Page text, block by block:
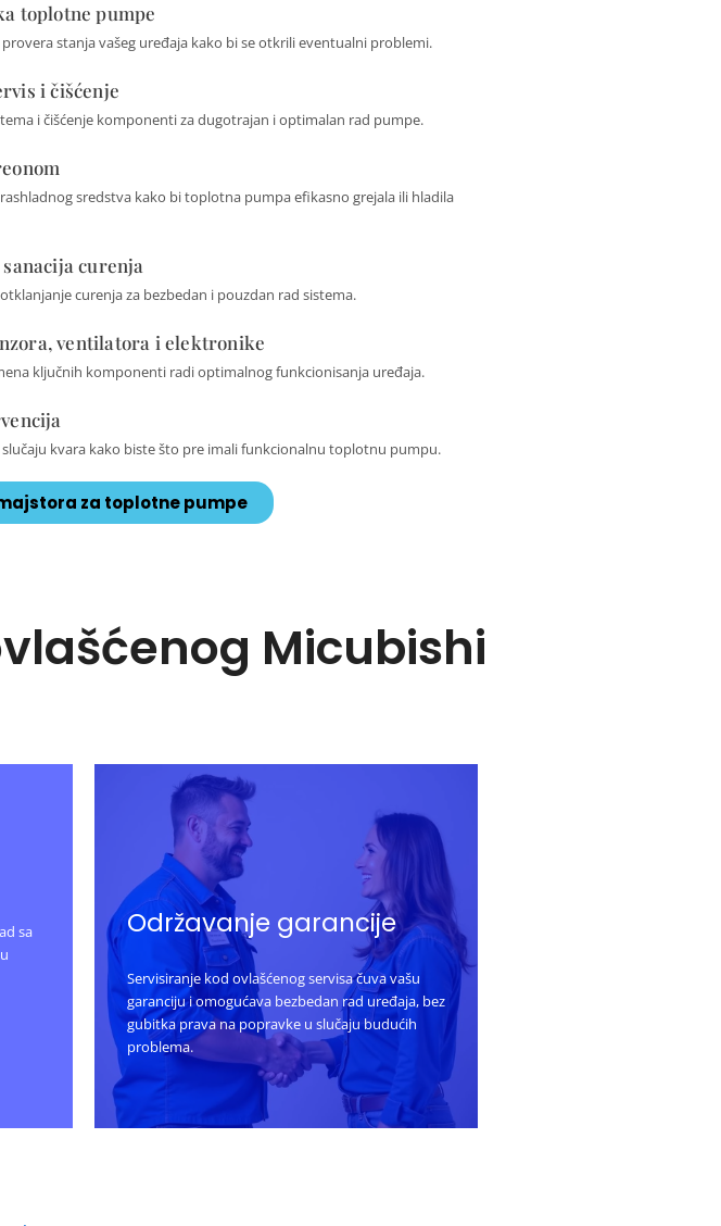
toplotne pumpe
provera stanja vašeg uređaja kako bi se otkrili eventualni problemi.
i čišćenje
i čišćenje komponenti za dugotrajan i optimalan rad pumpe.
sredstva kako bi toplotna pumpa efikasno grejala ili hladila
curenja
curenja za bezbedan i pouzdan rad sistema.
ventilatora i elektronike
ključnih komponenti radi optimalnog funkcionisanja uređaja.
slučaju kvara kako biste što pre imali funkcionalnu toplotnu pumpu.
za toplotne pumpe
Micubishi
sa
Održavanje garancije
Servisiranje kod ovlašćenog servisa čuva vašu
garanciju i omogućava bezbedan rad uređaja, bez
gubitka prava na popravke u slučaju budućih
problema.